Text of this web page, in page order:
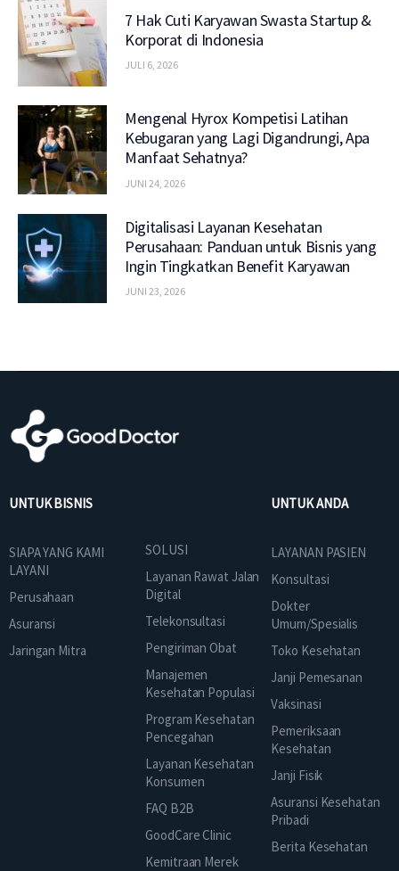
7 Hak Cuti Karyawan Swasta Startup &
Korporat di Indonesia
JULI 6, 2026
Mengenal Hyrox Kompetisi Latihan
Kebugaran yang Lagi Digandrungi, Apa
Manfaat Sehatnya?
JUNI 24, 2026
Digitalisasi Layanan Kesehatan
Perusahaan: Panduan untuk Bisnis yang
Ingin Tingkatkan Benefit Karyawan
JUNI 23, 2026
UNTUK BISNIS
SIAPA YANG KAMI
LAYANI
Perusahaan
Asuransi
Jaringan Mitra
SOLUSI
Layanan Rawat Jalan
Digital
Telekonsultasi
Pengiriman Obat
Manajemen
Kesehatan Populasi
Program Kesehatan
Pencegahan
Layanan Kesehatan
Konsumen
FAQ B2B
GoodCare Clinic
Kemitraan Merek
UNTUK ANDA
LAYANAN PASIEN
Konsultasi
Dokter
Umum/Spesialis
Toko Kesehatan
Janji Pemesanan
Vaksinasi
Pemeriksaan
Kesehatan
Janji Fisik
Asuransi Kesehatan
Pribadi
Berita Kesehatan